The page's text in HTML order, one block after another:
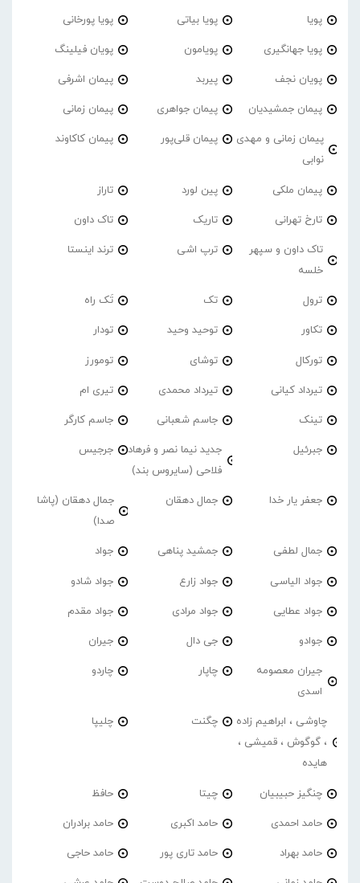
پویا پویا بیاتی پویا پورخانی
پویا جهانگیری پویامون پویان فیلینگ
پویان نجف پیربد پیمان اشرفی
پیمان جمشیدیان پیمان جواهری پیمان زمانی
پیمان زمانی و مهدی
نوابی
پیمان قلی‌پور پیمان کاکاوند
پیمان ملکی پین لورد تاراز
تارخ تهرانی تاریک تاک داون
تاک داون و سپهر
خلسه
ترپ اشی ترند اینستا
ترول تک تَک راه
تکاور توحید وحید تودار
تورکال توشای تومورز
تیرداد کیانی تیرداد محمدی تیری ام
تینک جاسم شعبانی جاسم کارگر
جبرئیل
جدید نیما نصر و فرهاد
فلاحی (سایروس بند)
جرجیس
جعفر یار خدا جمال دهقان
جمال دهقان (پاشا
صدا)
جمال لطفی جمشید پناهی جواد
جواد الیاسی جواد زارع جواد شادو
جواد عطایی جواد مرادی جواد مقدم
جوادو جی دال جیران
جیران معصومه
اسدی
چاپار چاردو
چاوشی ، ابراهیم زاده
، گوگوش ، قمیشی ،
هایده
چگنت چلیپا
چنگیز حبیبیان چیتا حافظ
حامد احمدی حامد اکبری حامد برادران
حامد بهراد حامد تاری پور حامد حاجی